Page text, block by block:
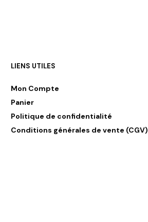
LIENS UTILES
Mon Compte
Panier
Politique de confidentialité
Conditions générales de vente (CGV)